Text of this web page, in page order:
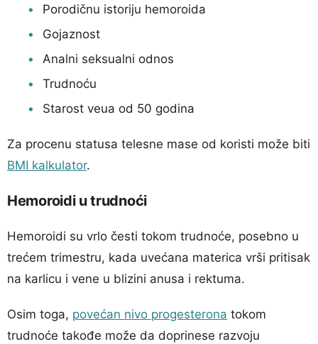
Porodičnu istoriju hemoroida
Gojaznost
Analni seksualni odnos
Trudnoću
Starost veua od 50 godina
Za procenu statusa telesne mase od koristi može biti
BMI kalkulator.
Hemoroidi u trudnoći
Hemoroidi su vrlo česti tokom trudnoće, posebno u
trećem trimestru, kada uvećana materica vrši pritisak
na karlicu i vene u blizini anusa i rektuma.
Osim toga, povećan nivo progesterona tokom
trudnoće takođe može da doprinese razvoju